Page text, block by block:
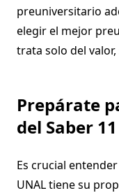
preuniversitario
elegir el mejor
trata solo del
Prepárate
del Saber 11
Es crucial
UNAL tiene su